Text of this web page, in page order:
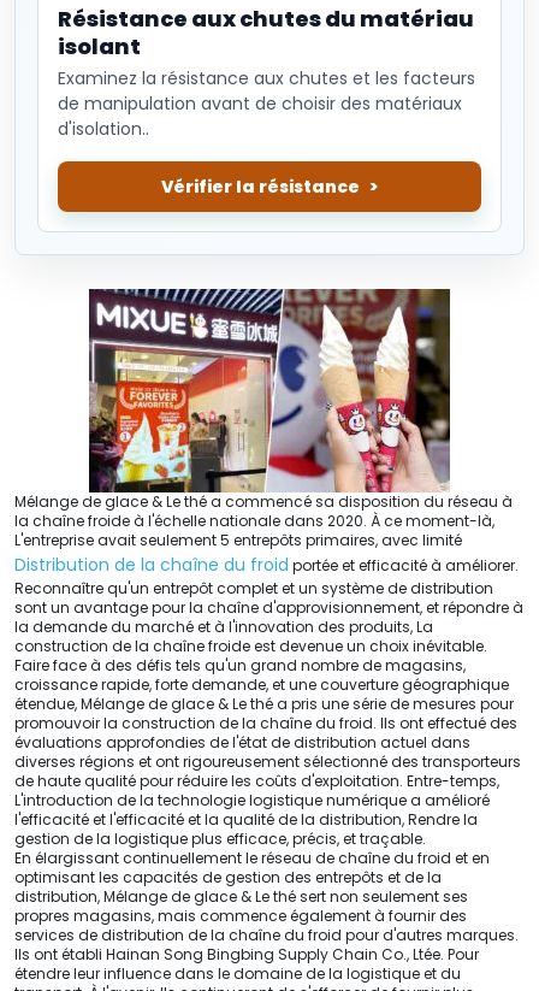
Résistance aux chutes du matériau
isolant
Examinez la résistance aux chutes et les facteurs
de manipulation avant de choisir des matériaux
d'isolation..
Vérifier la résistance
Mélange de glace & Le thé a commencé sa disposition du réseau à
la chaîne froide à l'échelle nationale dans 2020. À ce moment-là,
L'entreprise avait seulement 5 entrepôts primaires, avec limité
Distribution de la chaîne du froid portée et efficacité à améliorer.
Reconnaître qu'un entrepôt complet et un système de distribution
sont un avantage pour la chaîne d'approvisionnement, et répondre à
la demande du marché et à l'innovation des produits, La
construction de la chaîne froide est devenue un choix inévitable.
Faire face à des défis tels qu'un grand nombre de magasins,
croissance rapide, forte demande, et une couverture géographique
étendue, Mélange de glace & Le thé a pris une série de mesures pour
promouvoir la construction de la chaîne du froid. Ils ont effectué des
évaluations approfondies de l'état de distribution actuel dans
diverses régions et ont rigoureusement sélectionné des transporteurs
de haute qualité pour réduire les coûts d'exploitation. Entre-temps,
L'introduction de la technologie logistique numérique a amélioré
l'efficacité et l'efficacité et la qualité de la distribution, Rendre la
gestion de la logistique plus efficace, précis, et traçable.
En élargissant continuellement le réseau de chaîne du froid et en
optimisant les capacités de gestion des entrepôts et de la
distribution, Mélange de glace & Le thé sert non seulement ses
propres magasins, mais commence également à fournir des
services de distribution de la chaîne du froid pour d'autres marques.
Ils ont établi Hainan Song Bingbing Supply Chain Co., Ltée. Pour
étendre leur influence dans le domaine de la logistique et du